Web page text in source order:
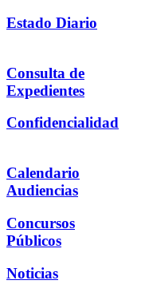
Estado Diario
Consulta de
Expedientes
Confidencialidad
Calendario
Audiencias
Concursos
Públicos
Noticias